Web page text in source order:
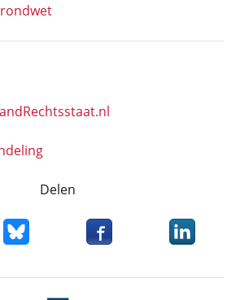
Delen
X
Deel dit item op Bluesky
Deel dit item opDeel dit